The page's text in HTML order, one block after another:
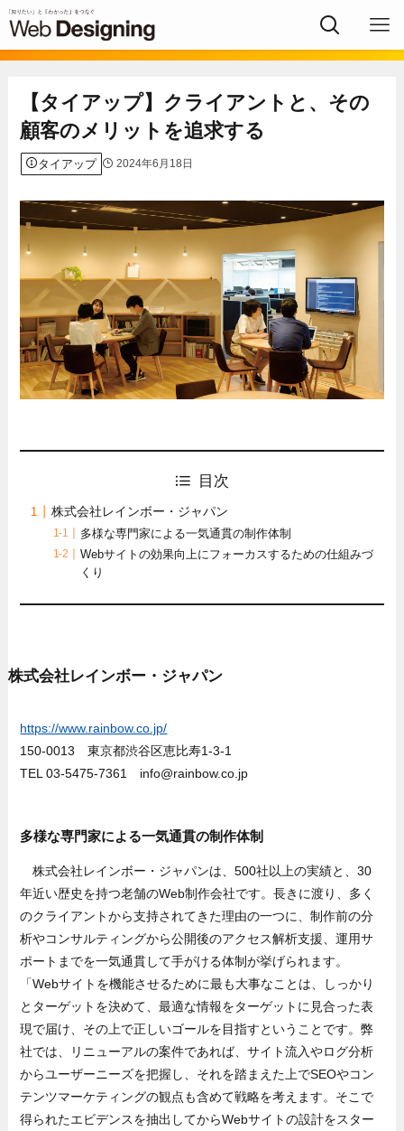
【タイアップ】クライアントと、その
顧客のメリットを追求する
タイアップ 2024年6月18日
目次
株式会社レインボー・ジャパン
多様な専門家による一気通貫の制作体制
Webサイトの効果向上にフォーカスするための仕組みづ
くり
株式会社レインボー・ジャパン
https://www.rainbow.co.jp/
150-0013 東京都渋谷区恵比寿1-3-1
TEL 03-5475-7361 info@rainbow.co.jp
多様な専門家による一気通貫の制作体制
株式会社レインボー・ジャパンは、500社以上の実績と、30
年近い歴史を持つ老舗のWeb制作会社です。長きに渡り、多く
のクライアントから支持されてきた理由の一つに、制作前の分
析やコンサルティングから公開後のアクセス解析支援、運用サ
ポートまでを一気通貫して手がける体制が挙げられます。
「Webサイトを機能させるために最も大事なことは、しっかり
とターゲットを決めて、最適な情報をターゲットに見合った表
現で届け、その上で正しいゴールを目指すということです。弊
社では、リニューアルの案件であれば、サイト流入やログ分析
からユーザーニーズを把握し、それを踏まえた上でSEOやコン
テンツマーケティングの観点も含めて戦略を考えます。そこで
得られたエビデンスを抽出してからWebサイトの設計をスター